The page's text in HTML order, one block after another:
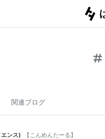
関連ブログ
ンス) 【こんめんたーる】